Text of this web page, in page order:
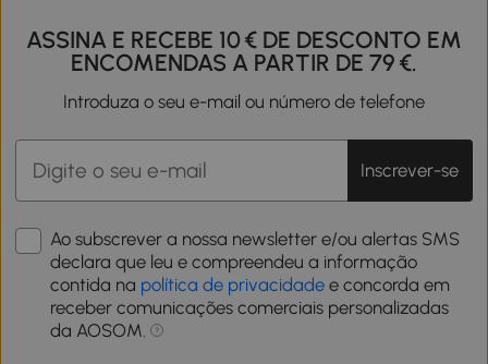
ASSINA E RECEBE 10 € DE DESCONTO EM
ENCOMENDAS A PARTIR DE 79 €.
Introduza o seu e-mail ou número de telefone
Inscrever-se
Ao subscrever a nossa newsletter e/ou alertas SMS
declara que leu e compreendeu a informação
contida na política de privacidade e concorda em
receber comunicações comerciais personalizadas
da AOSOM.